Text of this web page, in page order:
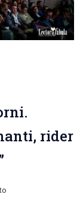
oltre
i
rider